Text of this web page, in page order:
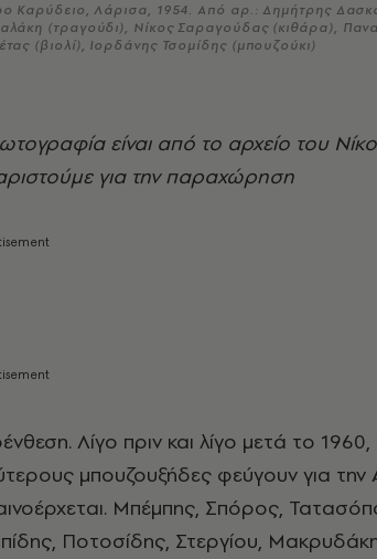
Καρύδειο, Λάρισα, 1954. Από αρ.: Δημήτρης
(τραγούδι), Νίκος Σαραγούδας (κιθάρα),
(βιολί), Ιορδάνης Τσομίδης (μπουζούκι)
είναι από το αρχείο του
για την παραχώρηση
Λίγο πριν και λίγο μετά το
μπουζουξήδες φεύγουν για την
Μπέμπης, Σπόρος,
Ποτοσίδης, Στεργίου,